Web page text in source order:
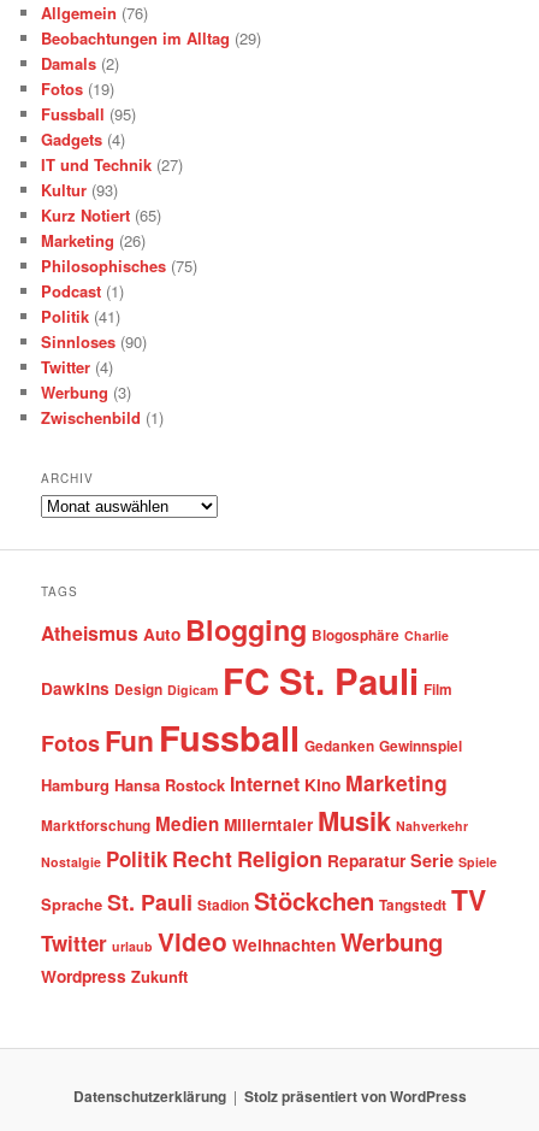
Allgemein (76)
Beobachtungen im Alltag (29)
Damals (2)
Fotos (19)
Fussball (95)
Gadgets (4)
IT und Technik (27)
Kultur (93)
Kurz Notiert (65)
Marketing (26)
Philosophisches (75)
Podcast (1)
Politik (41)
Sinnloses (90)
Twitter (4)
Werbung (3)
Zwischenbild (1)
ARCHIV
Archiv
TAGS
Atheismus Auto Blogging Blogosphäre Charlie
Dawkins Design Digicam FC St. Pauli Film
FotosFun Fussball Gedanken Gewinnspiel
Hamburg Hansa Rostock Internet Kino Marketing
Marktforschung Medien Millerntaler Musik Nahverkehr
Nostalgie Politik Recht Religion Reparatur Serie Spiele
Sprache St. Pauli Stadion Stöckchen Tangstedt TV
Twitter urlaub Video Weihnachten Werbung
Wordpress Zukunft
Datenschutzerklärung Stolz präsentiert von WordPress